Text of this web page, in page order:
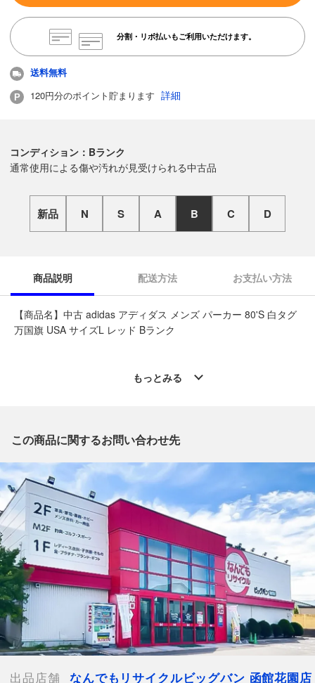
分割・リボ払いもご利用いただけます。
送料無料
120円分のポイント貯まります 詳細
コンディション：Bランク
通常使用による傷や汚れが見受けられる中古品
新品 N S A B C D
商品説明 配送方法 お支払い方法
【商品名】中古 adidas アディダス メンズ パーカー 80'S 白タグ
万国旗 USA サイズL レッド Bランク
※「なんでもリサイクルビッグバン 公式オンラインストアの出
電話番号：0138-35-3196
【店舗内商品コード】1016003393352
【メーカー】adidas/アディダス
【対象】メンズ
【カラー】レッド
【表記サイズ】EU L
【着丈】約67cm
【身幅】約68cm
【裄丈】約77cm
【付属品】なし
【ランク】Bランク
通常使用による傷や汚れが見受けられる中古品
もっとみる
この商品に関するお問い合わせ先
出品店舗 なんでもリサイクルビッグバン 函館花園店